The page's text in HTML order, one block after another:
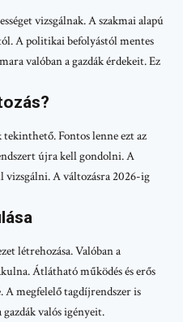
vizsgálnak. A szakmai alapú
A politikai befolyástól mentes
valóban a gazdák érdekeit. Ez
Fontos lenne ezt az
újra kell gondolni. A
vizsgálni. A változásra 2026-ig
létrehozása. Valóban a
Átlátható működés és erős
A megfelelő tagdíjrendszer is
valós igényeit.